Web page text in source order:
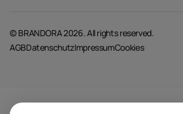
© BRANDORA 2026. All rights reserved.
AGBDatenschutzImpressumCookies